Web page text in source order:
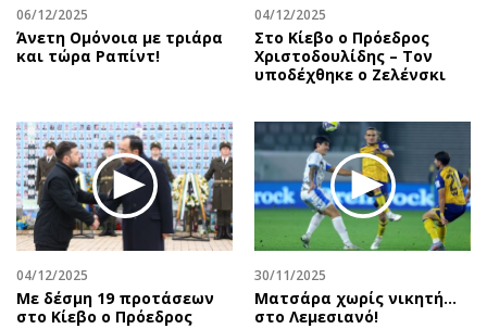
06/12/2025
Άνετη Ομόνοια με τριάρα
και τώρα Ραπίντ!
04/12/2025
Στο Κίεβο ο Πρόεδρος
Χριστοδουλίδης – Τον
υποδέχθηκε ο Ζελένσκι
04/12/2025
Με δέσμη 19 προτάσεων
στο Κίεβο ο Πρόεδρος
30/11/2025
Ματσάρα χωρίς νικητή…
στο Λεμεσιανό!